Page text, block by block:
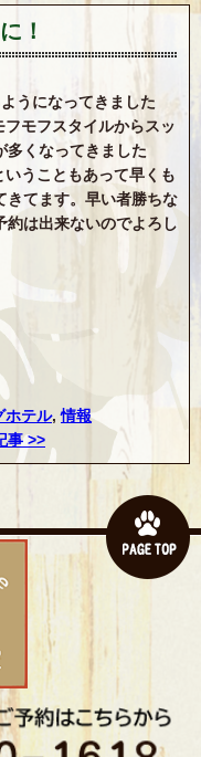
！
うになってきました
モフスタイルからスッ
多くなってきました
うこともあって早くも
きてます。早い者勝ちな
約は出来ないのでよろし
ホテル,情報
事 >>